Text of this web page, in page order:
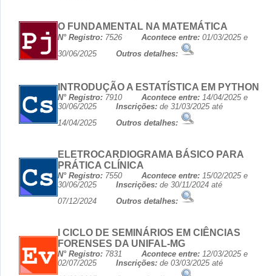
O FUNDAMENTAL NA MATEMÁTICA
N° Registro: 7526 Acontece entre: 01/03/2025 e
30/06/2025 Outros detalhes:
INTRODUÇÃO A ESTATÍSTICA EM PYTHON
N° Registro: 7910 Acontece entre: 14/04/2025 e
30/06/2025 Inscrições: de 31/03/2025 até
14/04/2025 Outros detalhes:
ELETROCARDIOGRAMA BÁSICO PARA
PRÁTICA CLÍNICA
N° Registro: 7550 Acontece entre: 15/02/2025 e
30/06/2025 Inscrições: de 30/11/2024 até
07/12/2024 Outros detalhes:
I CICLO DE SEMINÁRIOS EM CIÊNCIAS
FORENSES DA UNIFAL-MG
N° Registro: 7831 Acontece entre: 12/03/2025 e
02/07/2025 Inscrições: de 03/03/2025 até